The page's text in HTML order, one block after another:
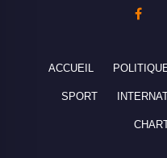
ACCUEIL
SPORT